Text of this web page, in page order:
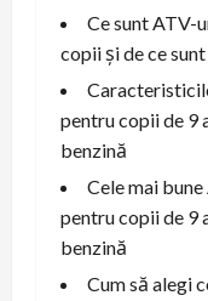
Ce sunt ATV-
copii și de ce
pentru copii de 9
benzină
Cele mai
pentru copii de 9
benzină
Cum să alegi